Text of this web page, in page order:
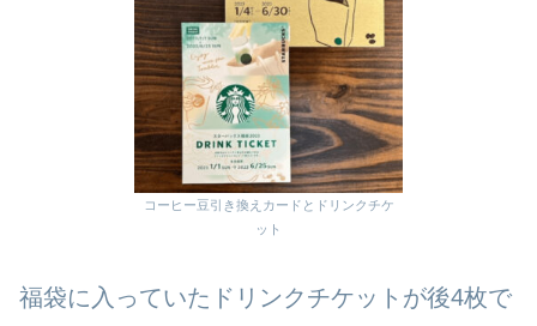
コーヒー豆引き換えカードとドリンクチケ
ット
福袋に入っていたドリンクチケットが後4枚で